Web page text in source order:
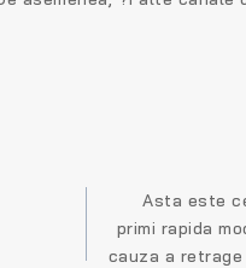
Asta este
primi rapida
cauza a